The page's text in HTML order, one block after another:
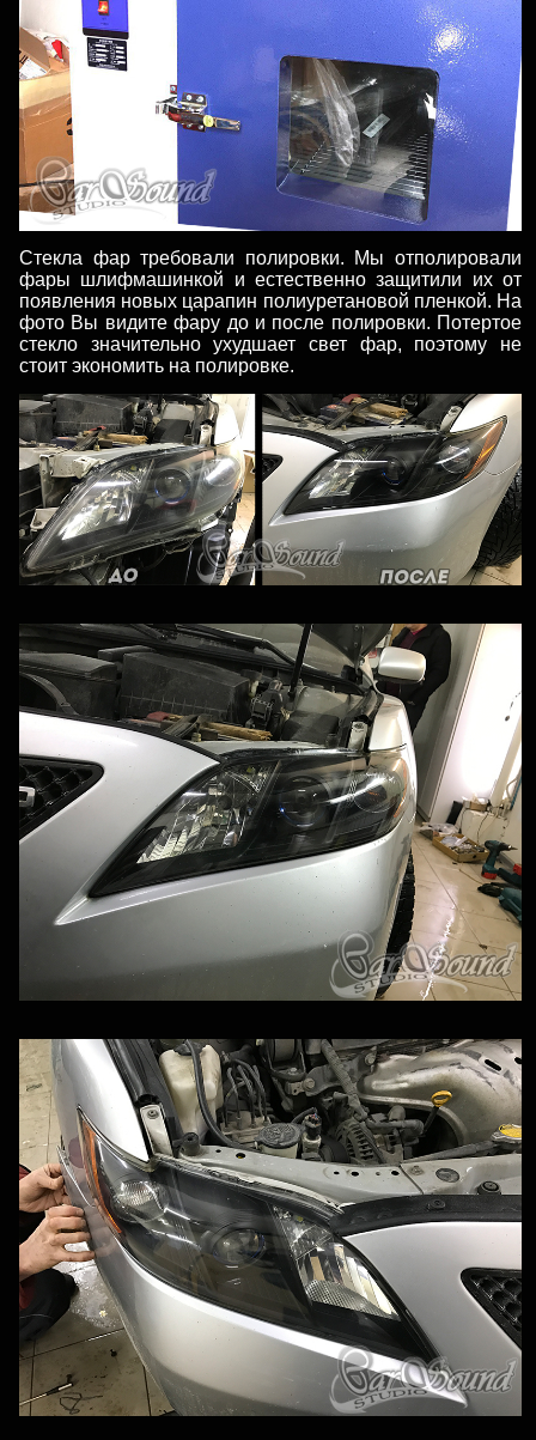
Стекла фар требовали полировки. Мы отполировали
фары шлифмашинкой и естественно защитили их от
появления новых царапин полиуретановой пленкой. На
фото Вы видите фару до и после полировки. Потертое
стекло значительно ухудшает свет фар, поэтому не
стоит экономить на полировке.